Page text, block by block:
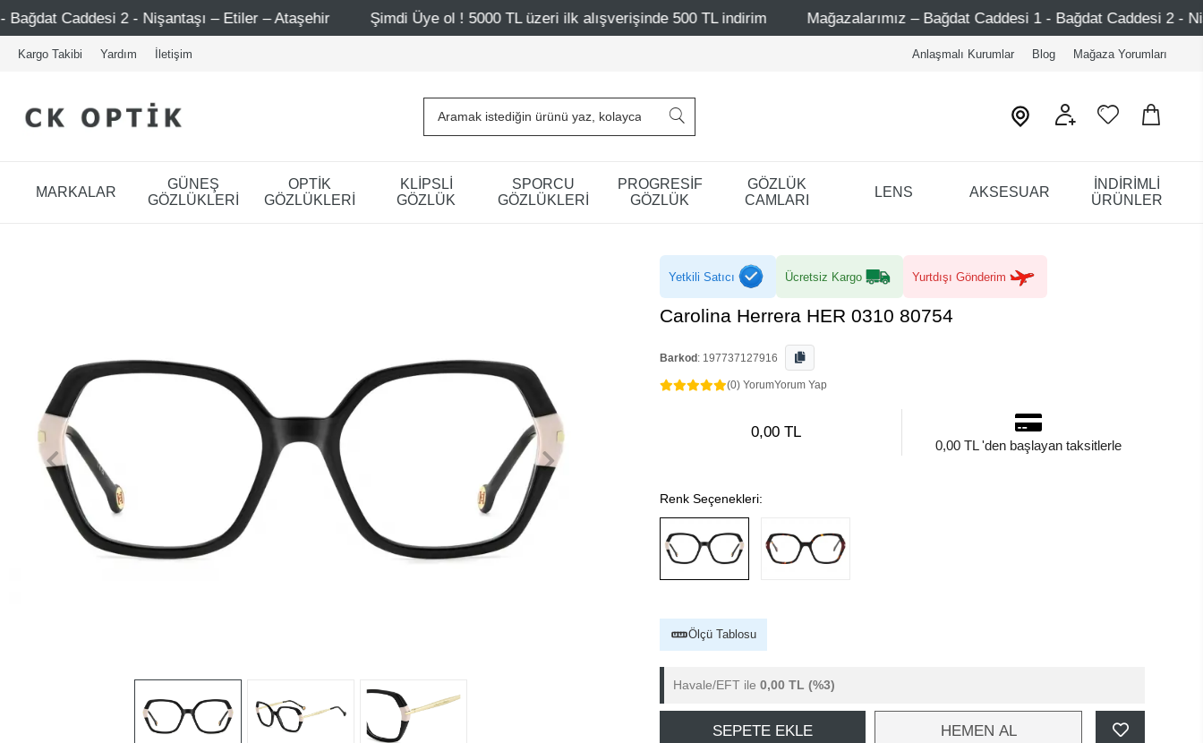
Nişantaşı – Etiler – Ataşehir Şimdi Üye ol ! 5000 TL üzeri ilk alışverişinde 500 TL indirim Mağazalarımız – Bağdat Caddesi 1 - Bağdat Caddesi 2 - Nişantaşı – Etiler –
Kargo Takibi Yardım İletişim Anlaşmalı Kurumlar Blog Mağaza Yorumları
MARKALAR
GÜNEŞ
GÖZLÜKLERİ
OPTİK
GÖZLÜKLERİ
KLİPSLİ
GÖZLÜK
SPORCU
GÖZLÜKLERİ
PROGRESİF
GÖZLÜK
GÖZLÜK
CAMLARI
LENS AKSESUAR
İNDİRİMLİ
ÜRÜNLER
Yetkili Satıcı Ücretsiz Kargo Yurtdışı Gönderim
Carolina Herrera HER 0310 80754
Barkod : 197737127916
(0) YorumYorum Yap
0,00 TL
0,00 TL 'den başlayan taksitlerle
Renk Seçenekleri:
Ölçü Tablosu
Havale/EFT ile 0,00 TL (%3)
SEPETE EKLE HEMEN AL